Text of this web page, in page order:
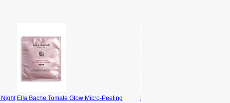
Ella Bache Tomate Glow Micro-Peeling